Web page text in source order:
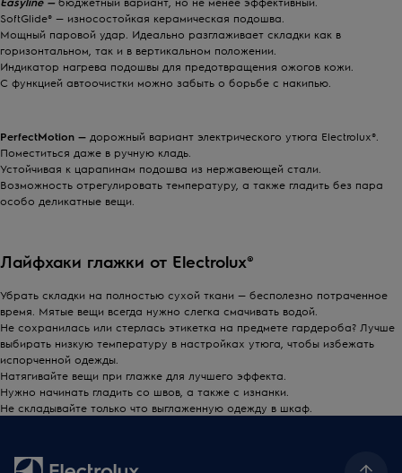
SoftGlide® — износостойкая керамическая подошва
Мощный паровой удар. Идеально разглаживает складки как в
горизонтальном, так и в вертикальном положении.
Индикатор нагрева подошвы для предотвращения ожогов кожи.
С функцией автоочистки можно забыть о борьбе с накипью.
PerfectMotion — дорожный вариант электрического утюга Electrolux®
Поместиться даже в ручную кладь.
Устойчивая к царапинам подошва из нержавеющей стали.
Возможность отрегулировать температуру, а также гладить без пара
особо деликатные вещи
Лайфхаки глажки от Electrolux®
Убрать складки на полностью сухой ткани — бесполезно потраченное
время. Мятые вещи всегда нужно слегка смачивать водой.
Не сохранилась или стерлась этикетка на предмете гардероба? Лучше
выбирать низкую температуру в настройках утюга , чтобы избежать
испорченной одежды.
Натягивайте вещи при глажке для лучшего эффекта.
Нужно начинать гладить со швов, а также с изнанки.
Не складывайте только что выглаженную одежду в шкаф.